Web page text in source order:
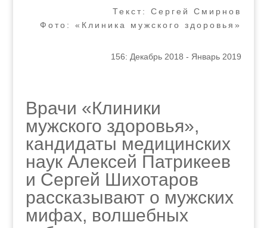
Текст: Сергей Смирнов
Фото: «Клиника мужского здоровья»
156: Декабрь 2018 - Январь 2019
Врачи «Клиники
мужского здоровья»,
кандидаты медицинских
наук Алексей Патрикеев
и Сергей Шихотаров
рассказывают о мужских
мифах, волшебных